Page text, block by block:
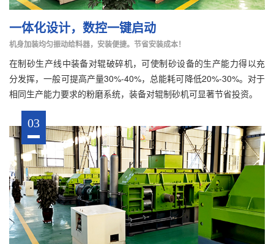
一体化设计，数控一键启动
机身加装均匀振动给料器，安装便捷。节省安装成本！
在制砂生产线中装备对辊破碎机，可使制砂设备的生产能力得以充
分发挥，一般可提高产量30%-40%，总能耗可降低20%-30%。对于
相同生产能力要求的粉磨系统，装备对辊制砂机可显著节省投资。
03